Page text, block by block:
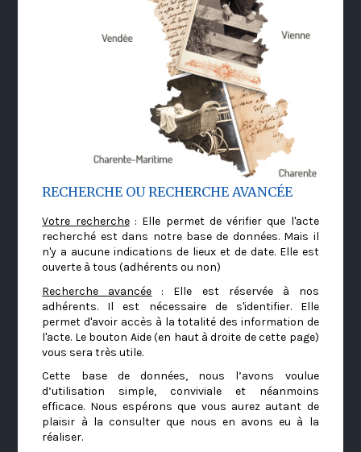
RECHERCHE OU RECHERCHE AVANCÉE
Votre recherche: Elle permet de vérifier que l'acte
recherché est dans notre base de données. Mais il
n'y a aucune indications de lieux et de date. Elle est
ouverte à tous (adhérents ou non)
Recherche avancée : Elle est réservée à nos
adhérents. Il est nécessaire de s'identifier. Elle
permet d'avoir accès à la totalité des information de
l'acte. Le bouton Aide (en haut à droite de cette page)
vous sera très utile.
Cette base de données, nous l’avons voulue
d’utilisation simple, conviviale et néanmoins
efficace. Nous espérons que vous aurez autant de
plaisir à la consulter que nous en avons eu à la
réaliser.